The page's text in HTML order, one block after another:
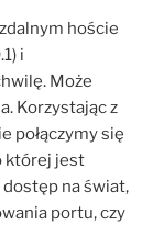
hoście
i
Może
Korzystając z
połączymy się
której jest
na świat,
portu, czy